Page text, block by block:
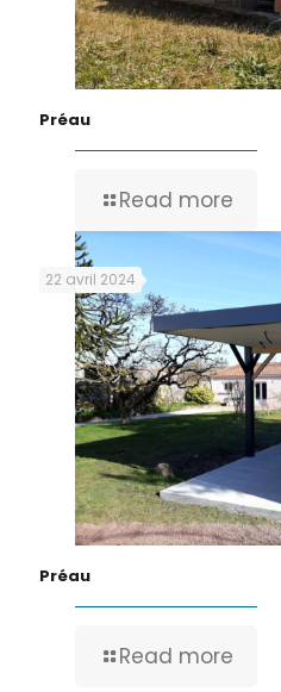
Préau
Read more
22 avril 2024
Préau
Read more